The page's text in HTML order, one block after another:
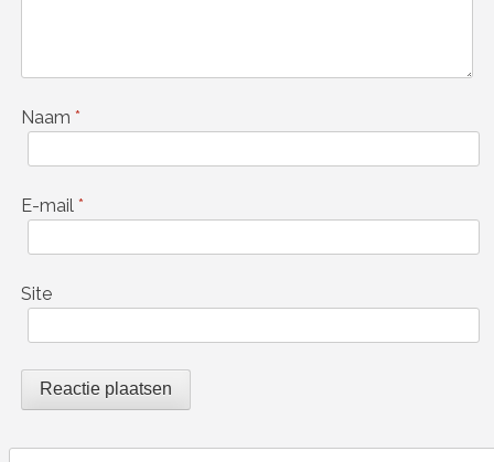
Naam *
E-mail *
Site